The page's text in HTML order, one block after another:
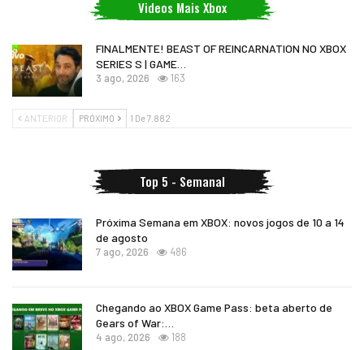
Videos Mais Xbox
FINALMENTE! BEAST OF REINCARNATION NO XBOX
SERIES S | GAME…
3 ago, 2026 163
ANTERIOR PRÓXIMO 1 De 7.882
Top 5 - Semanal
Próxima Semana em XBOX: novos jogos de 10 a 14
de agosto
7 ago, 2026 486
Chegando ao XBOX Game Pass: beta aberto de
Gears of War:…
4 ago, 2026 188